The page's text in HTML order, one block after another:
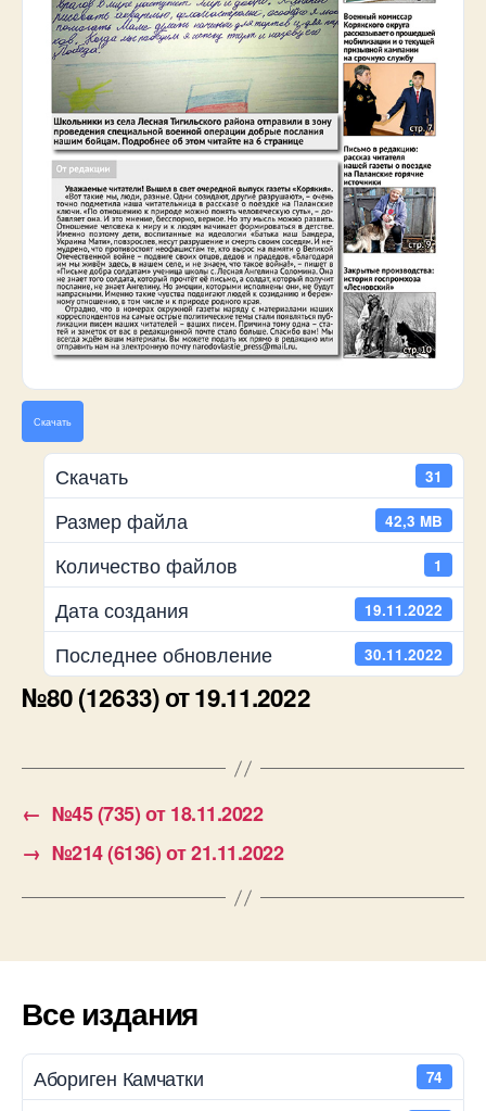
Скачать
Скачать 31
Размер файла 42,3 MB
Количество файлов 1
Дата создания 19.11.2022
Последнее обновление 30.11.2022
№80 (12633) от 19.11.2022
← №45 (735) от 18.11.2022
→ №214 (6136) от 21.11.2022
Все издания
Абориген Камчатки 74